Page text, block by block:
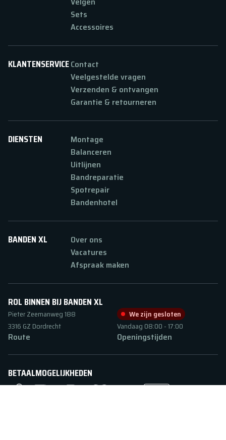
Sets
Accessoires
KLANTENSERVICEContact
Veelgestelde vragen
Verzenden & ontvangen
Garantie & retourneren
DIENSTEN
Montage
Balanceren
Uitlijnen
Bandreparatie
Spotrepair
Bandenhotel
BANDEN XL
Over ons
Vacatures
Afspraak maken
ROL BINNEN BIJ BANDEN XL
Pieter Zeemanweg188
3316 GZ Dordrecht
Route
We zijn gesloten
Vandaag 08:00 -17:00
Openingstijden
BETAALMOGELIJKHEDEN